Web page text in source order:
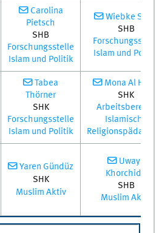
Carolina
Pietsch
SHB
Forschungsstelle
Islam und Politik
Wiebke Stein
SHB
Forschungsstelle
Islam und Politik
Tabea
Thörner
SHK
Forschungsstelle
Islam und Politik
Mona Al Hariri
SHK
Arbeitsbereich
Islamische
Yaren Gündüz
SHK
Muslim Aktiv
Uways
Khorchide
SHB
Muslim Aktiv